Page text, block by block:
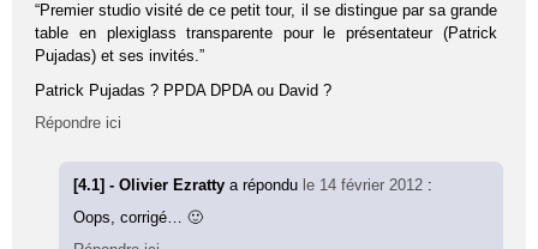
“Premier studio visité de ce petit tour, il se distingue par sa grande
table en plexiglass transparente pour le présentateur (Patrick
Pujadas) et ses invités.”
Patrick Pujadas ? PPDA DPDA ou David ?
Répondre ici
[4.1] - Olivier Ezrattya répondu le 14 février 2012 :
Oops, corrigé… 🙂